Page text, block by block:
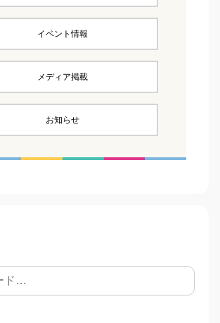
イベント情報
メディア掲載
お知らせ